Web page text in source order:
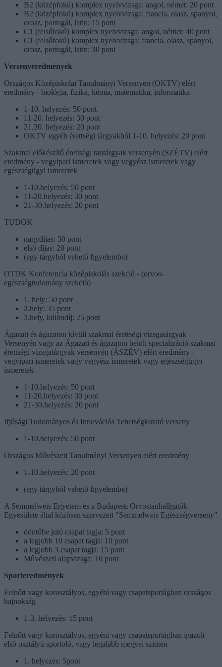
B2 (középfokú) komplex nyelvvizsga: angol, német: 20 pont
B2 (középfokú) komplex nyelvvizsga: francia, olasz, spanyol,
orosz, portugál, latin: 15 pont
C1 (felsőfokú) komplex nyelvvizsga: angol, német: 40 pont
C1 (felsőfokú) komplex nyelvvizsga: francia, olasz, spanyol,
orosz, portugál, latin: 30 pont
Versenyeredmények
Országos Középiskolai Tanulmányi Versenyen (OKTV) elért
eredmény - biológia, fizika, kémia, matematika, informatika
1-10. helyezés: 50 pont
11-20. helyezés: 30 pont
21.30. helyezés: 20 pont
OKTV egyéb érettségi tárgyakból 1-10. helyezés: 20 pont
Szakmai előkészítő érettségi tantárgyak versenyén (SZÉTV) elért
eredmény - vegyipari ismeretek vagy vegyész ismeretek vagy
egészségügyi ismeretek
1-10.helyezés: 50 pont
11-20.helyezés: 30 pont
21-30.helyezés: 20 pont
TUDOK
nagydíjas: 30 pont
első díjas: 20 pont
(egy tárgyból vehető figyelembe)
OTDK Konferencia középiskolás szekció - (orvos-
egészségtudomány szekció)
1. hely: 50 pont
2.hely: 35 pont
3.hely, különdíj: 25 pont
Ágazati és ágazaton kívüli szakmai érettségi vizsgatárgyak
Versenyén vagy az Ágazati és ágazaton belüli specializáció szakmai
érettségi vizsgatárgyak versenyén (ÁSZÉV) elért eredmény -
vegyipari ismeretek vagy vegyész ismeretek vagy egészségügyi
ismeretek
1-10.helyezés: 50 pont
11-20.helyezés: 30 pont
21-30.helyezés: 20 pont
Ifjúsági Tudományos és Innovációs Tehetségkutató verseny
1-10.helyezés: 50 pont
Országos Művészeti Tanulmányi Versenyen elért eredmény
1-10.helyezés: 20 pont
(egy tárgyból vehető figyelembe)
A Semmelweis Egyetem és a Budapesti Orvostanhallgatók
Egyesülete által közösen szervezett "Semmelweis Egészségverseny"
döntőbe jutó csapat tagja: 5 pont
a legjobb 10 csapat tagja: 10 pont
a legjobb 3 csapat tagja: 15 pont
Művészeti alapvizsga: 10 pont
Sporteredmények
Felnőtt vagy korosztályos, egyéni vagy csapatsportágban országos
bajnokság
1-3. helyezés: 15 pont
Felnőtt vagy korosztályos, egyéni vagy csapatsportágban igazolt
első osztályú sportoló, vagy legalább megyei szinten
1. helyezés: 5pont